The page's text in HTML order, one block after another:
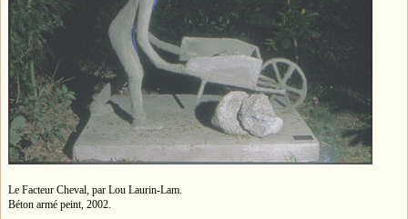
Le Facteur Cheval, par Lou Laurin-Lam.
Béton armé peint, 2002.